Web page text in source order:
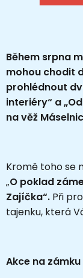
Během srpna
mohou chodit
prohlédnout
interiéry“ a
na věž
Kromě toho se
„O poklad
Zajíčka“. Při
tajenku, která
Akce na zámku